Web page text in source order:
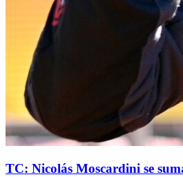
TC: Nicolás Moscardini se